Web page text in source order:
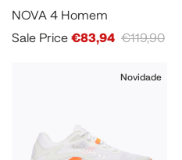
NOVA 4 Homem
Sale Price €83,94 €119,90
Novidade